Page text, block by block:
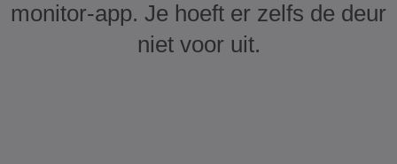
monitor-app. Je hoeft er zelfs de deur
niet voor uit.